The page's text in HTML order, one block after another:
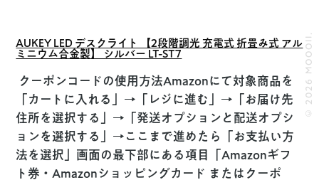
AUKEY LED デスクライト 【2段階調光 充電式 折畳み式 アル
ミニウム合金製】 シルバー LT-ST7
クーポンコードの使用方法Amazonにて対象商品を
「カートに入れる」→「レジに進む」→「お届け先
住所を選択する」→「発送オプションと配送オプシ
ョンを選択する」→ここまで進めたら「お支払い方
法を選択」画面の最下部にある項目「Amazonギフ
ト券・Amazonショッピングカード またはクーポ
© 2026 MOOOII.